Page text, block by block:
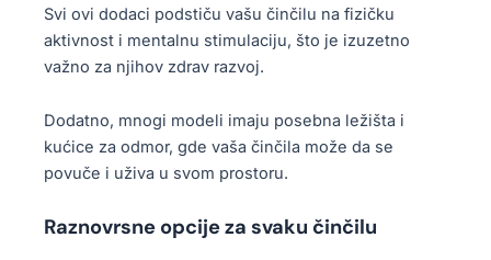
Svi ovi dodaci podstiču vašu činčilu na fizičku
aktivnost i mentalnu stimulaciju, što je izuzetno
važno za njihov zdrav razvoj.
Dodatno, mnogi modeli imaju posebna ležišta i
kućice za odmor, gde vaša činčila može da se
povuče i uživa u svom prostoru.
Raznovrsne opcije za svaku činčilu